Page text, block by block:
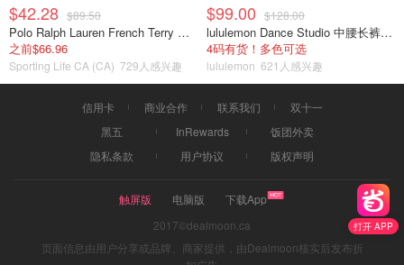
打开 APP
$42.28 $89.50
Polo Ralph Lauren French Terry 女童连帽卫衣 7-16码
之前$66.96
Sporting Life CA (CA) 729人感兴趣
$99.00 $128.00
lululemon Dance Studio 中腰长裤 女装常规款
4码有货！多色可选
lululemon 621人感兴趣
信用卡 商业合作 联系我们
双十一
黑五
InRewards
饭团外卖
隐私条款
用户协议 版权声明
触屏版 电脑版
下载App
2017©dealmoon.ca
页面信息由用户分享或品牌、商家提供，由Dealmoon核实后发布折